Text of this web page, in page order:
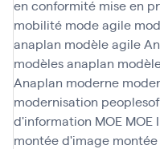
en conformité mise en
mobilité mode agile
anaplan modèle agile
modèles anaplan
Anaplan moderne
modernisation
d'information MOE MOE
montée d'image